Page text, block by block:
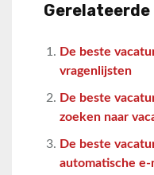
De beste
vragenlijsten
De beste
zoeken naar
De beste
automatische e-